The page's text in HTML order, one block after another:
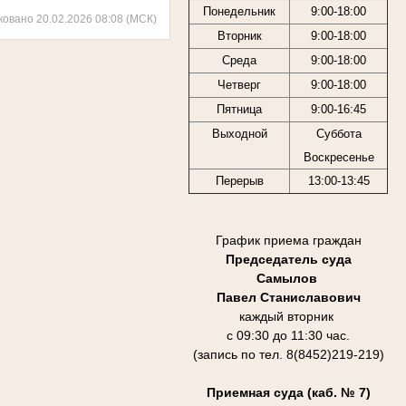
Понедельник
9:00-18:00
Вторник
9:00-18:00
Среда
9:00-18:00
Четверг
9:00-18:00
Пятница
9:00-16:45
Выходной
Суббота
Воскресенье
Перерыв
13:00-13:45
График приема граждан
Председатель суда
Самылов
Павел Станиславович
каждый вторник
с 09:30 до 11:30 час.
(запись по тел. 8(8452)219-219)
Приемная суда (каб. № 7)
20.02.2026 08:08 (МСК)